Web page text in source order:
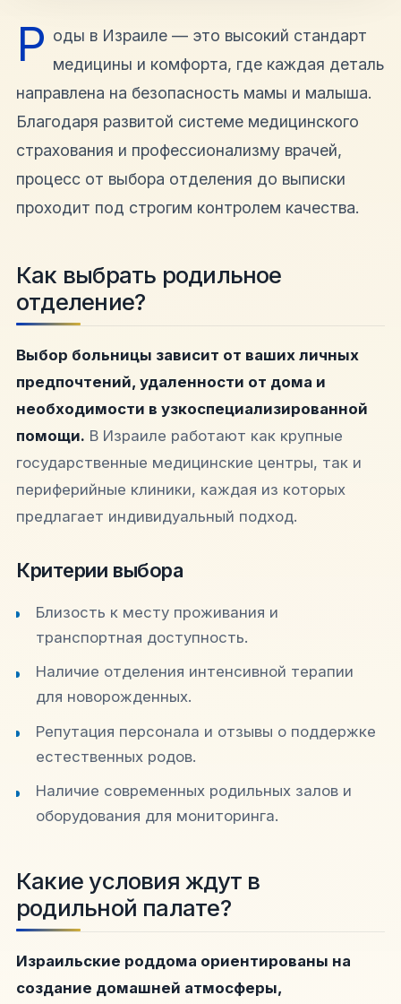
Р оды в Израиле — это высокий стандарт
медицины и комфорта, где каждая деталь
направлена на безопасность мамы и малыша.
Благодаря развитой системе медицинского
страхования и профессионализму врачей,
процесс от выбора отделения до выписки
проходит под строгим контролем качества.
Как выбрать родильное
отделение?
Выбор больницы зависит от ваших личных
предпочтений, удаленности от дома и
необходимости в узкоспециализированной
помощи. В Израиле работают как крупные
государственные медицинские центры, так и
периферийные клиники, каждая из которых
предлагает индивидуальный подход.
Критерии выбора
Близость к месту проживания и
транспортная доступность.
Наличие отделения интенсивной терапии
для новорожденных.
Репутация персонала и отзывы о поддержке
естественных родов.
Наличие современных родильных залов и
оборудования для мониторинга.
Какие условия ждут в
родильной палате?
Израильские роддома ориентированы на
создание домашней атмосферы,